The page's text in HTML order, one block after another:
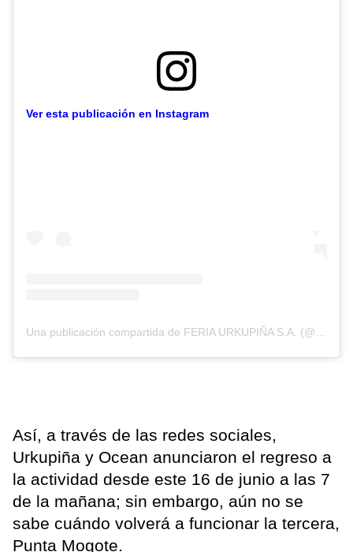
Ver esta publicación en Instagram
Así, a través de las redes sociales,
Urkupiña y Ocean anunciaron el regreso a
la actividad desde este 16 de junio a las 7
de la mañana; sin embargo, aún no se
sabe cuándo volverá a funcionar la tercera,
Punta Mogote.